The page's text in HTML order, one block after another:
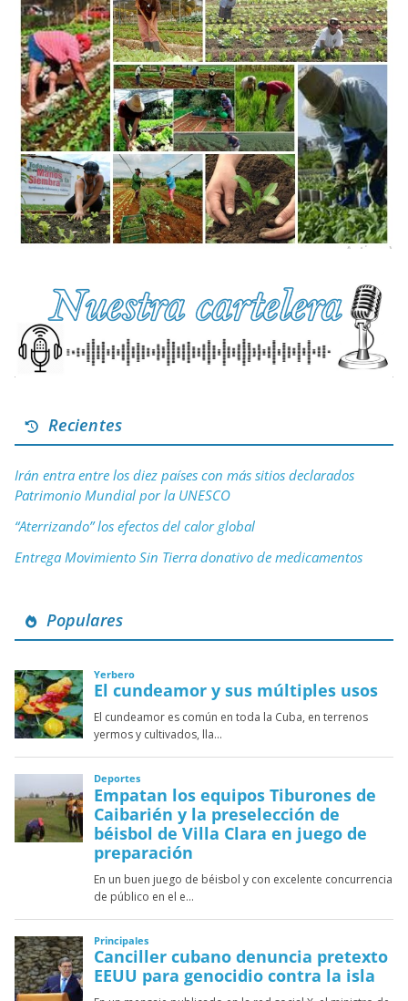
Recientes
Irán entra entre los diez países con más sitios declarados
Patrimonio Mundial por la UNESCO
“Aterrizando” los efectos del calor global
Entrega Movimiento Sin Tierra donativo de medicamentos
Populares